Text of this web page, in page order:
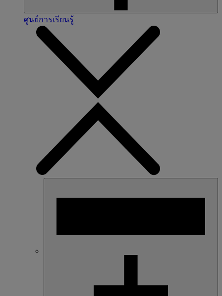
ศูนย์การเรียนรู้